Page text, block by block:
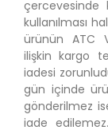
çercevesinde
kullanılması
ürünün ATC
ilişkin kargo
iadesi
gün içinde
gönderilmez
iade